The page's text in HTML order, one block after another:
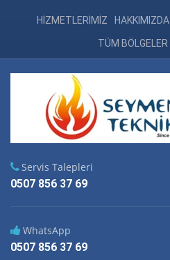
HİZMETLERİMİZ HAKKIMIZDA
TÜM BÖLGELER
Servis Talepleri
0507 856 37 69
WhatsApp
0507 856 37 69